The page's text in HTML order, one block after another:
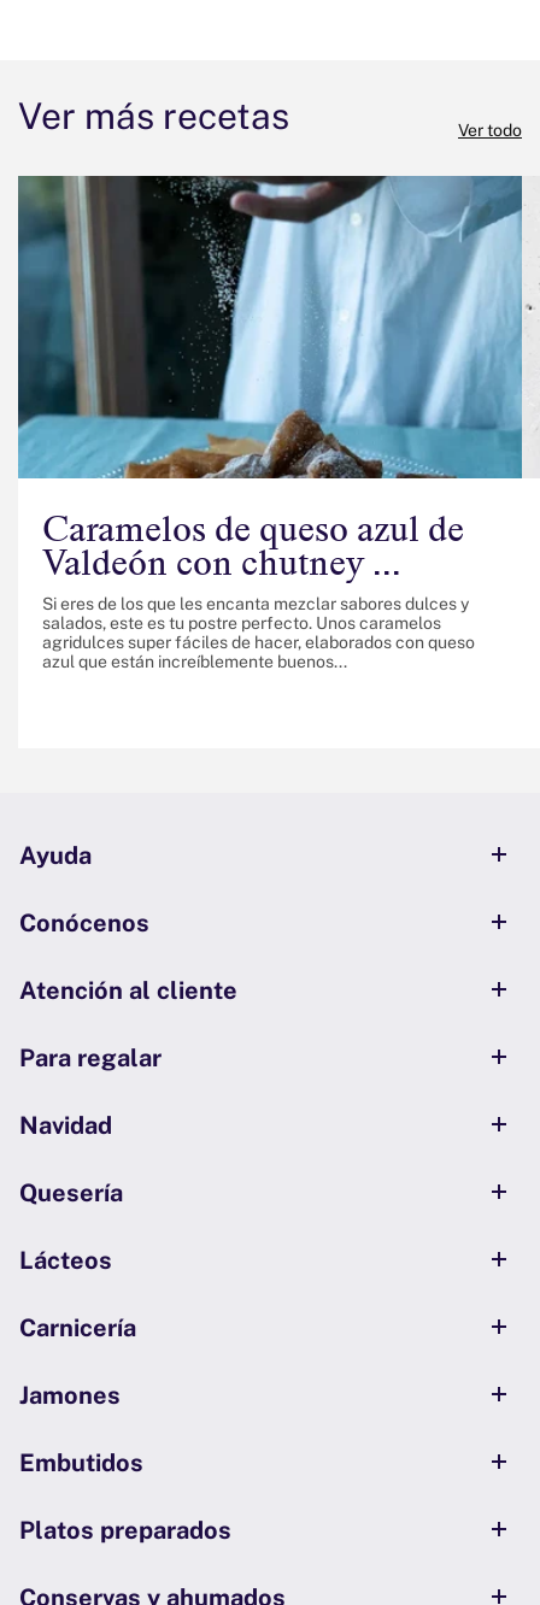
Ver más recetas Ver todo
Caramelos de queso azul de
Valdeón con chutney ...
Si eres de los que les encanta mezclar sabores dulces y
salados, este es tu postre perfecto. Unos caramelos
agridulces super fáciles de hacer, elaborados con queso
azul que están increíblemente buenos...
Ayuda
Conócenos
Atención al cliente
Para regalar
Navidad
Quesería
Lácteos
Carnicería
Jamones
Embutidos
Platos preparados
Conservas y ahumados